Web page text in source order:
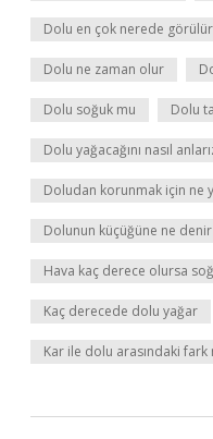
Dolu en çok nerede görülür
Dolu ne zaman olur
Dolu soğuk mu Dolu
Dolu yağacağını nasıl
Doludan korunmak için ne
Dolunun küçüğüne ne denir
Hava kaç derece olursa
Kaç derecede dolu yağar
Kar ile dolu arasındaki fark